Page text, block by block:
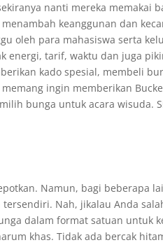
nanti mereka memakai
keanggunan dan
oleh para mahasiswa serta
energi, tarif, waktu dan juga
kado spesial, membeli
ingin memberikan
bunga untuk acara wisuda.
Namun, bagi beberapa
Nah, jikalau Anda
dalam format satuan untuk
khas. Tidak ada bercak